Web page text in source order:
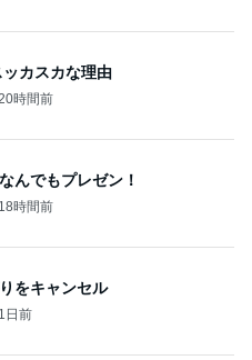
ッカスカな理由
20時間前
んでもプレゼン！
18時間前
をキャンセル
1日前